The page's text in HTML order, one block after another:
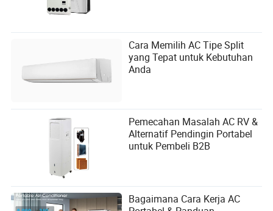
Cara Memilih AC Tipe Split
yang Tepat untuk Kebutuhan
Anda
Pemecahan Masalah AC RV &
Alternatif Pendingin Portabel
untuk Pembeli B2B
Bagaimana Cara Kerja AC